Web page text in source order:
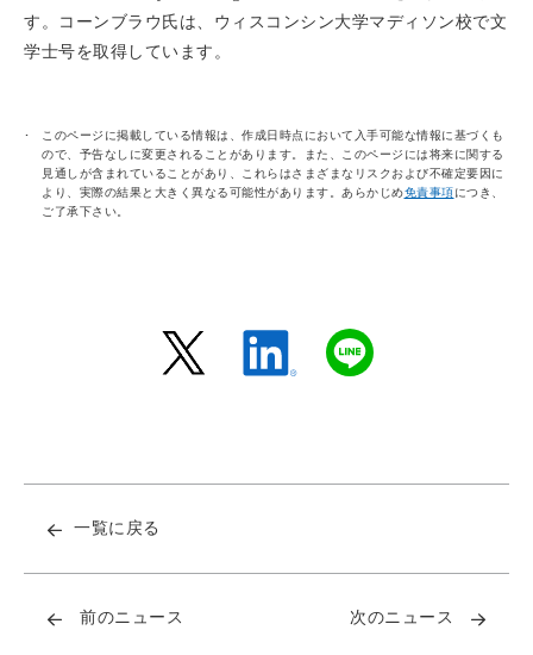
す。コーンブラウ氏は、ウィスコンシン大学マディソン校で文
学士号を取得しています。
このページに掲載している情報は、作成日時点において入手可能な情報に基づくも
ので、予告なしに変更されることがあります。また、このページには将来に関する
見通しが含まれていることがあり、これらはさまざまなリスクおよび不確定要因に
より、実際の結果と大きく異なる可能性があります。あらかじめ免責事項につき、
ご了承下さい。
一覧に戻る
前のニュース 次のニュース